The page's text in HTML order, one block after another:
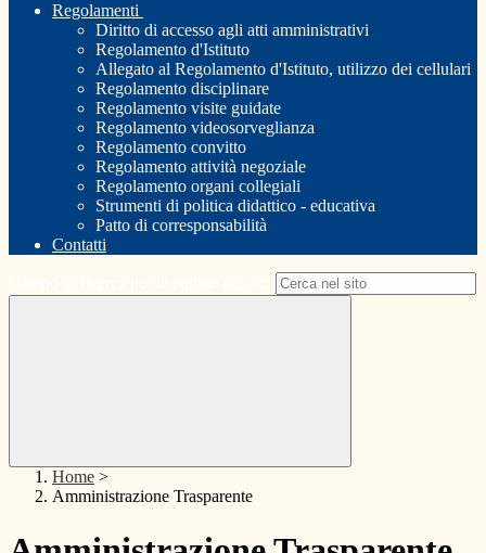
Regolamenti
Diritto di accesso agli atti amministrativi
Regolamento d'Istituto
Allegato al Regolamento d'Istituto, utilizzo dei cellulari
Regolamento disciplinare
Regolamento visite guidate
Regolamento videosorveglianza
Regolamento convitto
Regolamento attività negoziale
Regolamento organi collegiali
Strumenti di politica didattico - educativa
Patto di corresponsabilità
Contatti
Home >
Amministrazione Trasparente